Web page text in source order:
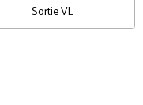
Sortie VL